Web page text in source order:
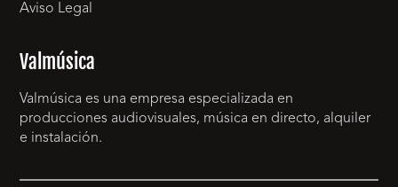
Aviso Legal
Valmúsica
Valmúsica es una empresa especializada en
producciones audiovisuales, música en directo, alquiler
e instalación.